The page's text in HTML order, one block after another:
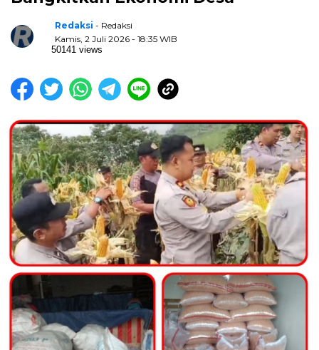
Redaksi - Redaksi
Kamis, 2 Juli 2026 - 18:35 WIB
50141 views